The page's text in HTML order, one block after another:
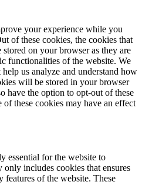
your experience while you
of these cookies, the cookies that
stored on your browser as they are
functionalities of the website. We
us analyze and understand how
will be stored in your browser
have the option to opt-out of these
these cookies may have an effect
essential for the website to
includes cookies that ensures
features of the website. These